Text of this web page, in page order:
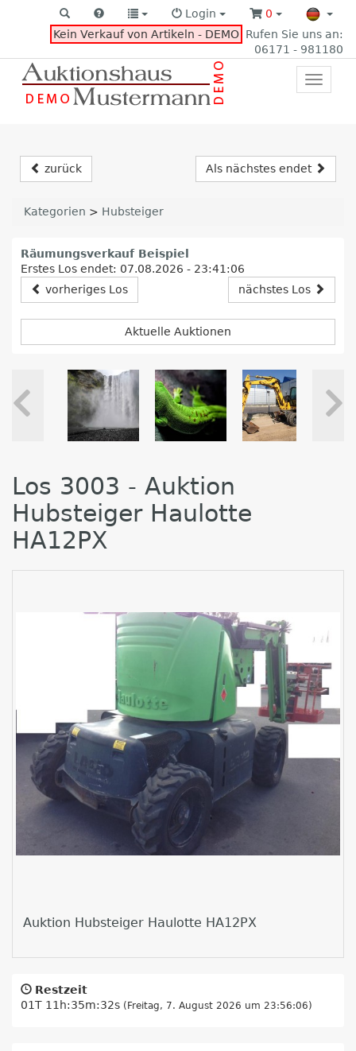
Login
0
Kein Verkauf von Artikeln - DEMO Rufen Sie uns an:
06171 - 981180
Toggle
zurück Als nächstes endet
Kategorien > Hubsteiger
Räumungsverkauf Beispiel
Erstes Los endet: 07.08.2026 - 23:41:06
vorheriges Los
nächstes Los
Aktuelle Auktionen
Los 3003 - Auktion
Hubsteiger Haulotte
HA12PX
Auktion Hubsteiger Haulotte HA12PX
Restzeit
01T 11h:35m:32s (Freitag, 7. August 2026 um 23:56:06)